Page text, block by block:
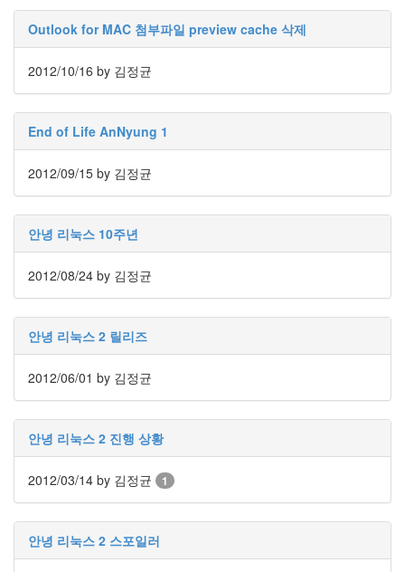
Outlook for MAC 첨부파일 preview cache 삭제
2012/10/16 by 김정균
End of Life AnNyung 1
2012/09/15 by 김정균
안녕 리눅스 10주년
2012/08/24 by 김정균
안녕 리눅스 2 릴리즈
2012/06/01 by 김정균
안녕 리눅스 2 진행 상황
2012/03/14 by 김정균 1
안녕 리눅스 2 스포일러
iPutty
AnNyung
여
우
Find!
Categories
192
주
절
주
절
이
11
째
사
고
일
지